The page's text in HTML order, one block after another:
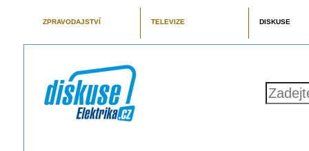
ZPRAVODAJSTVÍ TELEVIZE DISKUSE